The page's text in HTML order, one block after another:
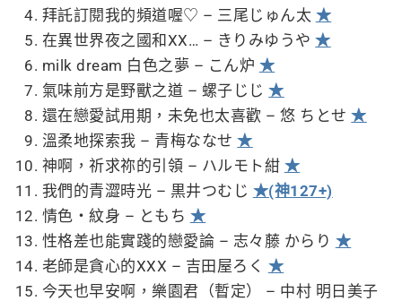
拜託訂閱我的頻道喔♡ – 三尾じゅん太 ★
在異世界夜之國和XX… – きりみゆうや★
milk dream 白色之夢 – こん炉 ★
氣味前方是野獸之道 – 螺子じじ★
還在戀愛試用期，未免也太喜歡 – 悠 ちとせ★
溫柔地探索我 – 青梅ななせ★
神啊，祈求祢的引領 – ハルモト紺 ★
我們的青澀時光 – 黒井つむじ ★(神127+)
情色・紋身 – ともち ★
性格差也能實踐的戀愛論 – 志々藤 からり ★
老師是貪心的XXX – 吉田屋ろく ★
今天也早安啊，樂園君（暫定） – 中村 明日美子